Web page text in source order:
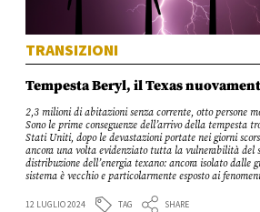
TRANSIZIONI
Tempesta Beryl, il Texas
2,3 milioni di abitazioni senza corrente, otto persone
Sono le prime conseguenze dell’arrivo della tempesta
Stati Uniti, dopo le devastazioni portate nei giorni
ancora una volta evidenziato tutta la vulnerabilità del
distribuzione dell’energia texano: ancora isolato dalle
sistema è vecchio e particolarmente esposto ai
12 LUGLIO 2024 TAG SHARE